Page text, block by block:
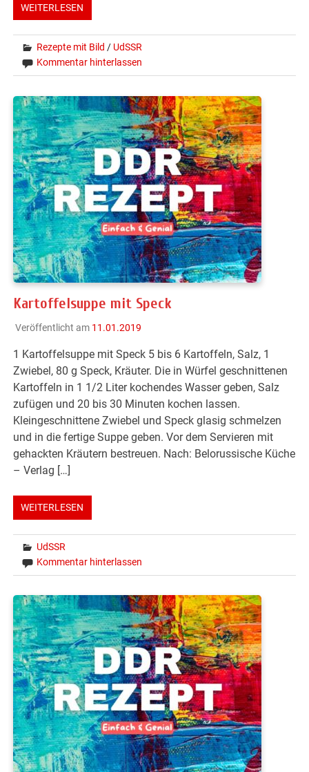
WEITERLESEN
Rezepte mit Bild / UdSSR
Kommentar hinterlassen
Kartoffelsuppe mit Speck
Veröffentlicht am 11.01.2019
1 Kartoffelsuppe mit Speck 5 bis 6 Kartoffeln, Salz, 1
Zwiebel, 80 g Speck, Kräuter. Die in Würfel geschnittenen
Kartoffeln in 1 1/2 Liter kochendes Wasser geben, Salz
zufügen und 20 bis 30 Minuten kochen lassen.
Kleingeschnittene Zwiebel und Speck glasig schmelzen
und in die fertige Suppe geben. Vor dem Servieren mit
gehackten Kräutern bestreuen. Nach: Belorussische Küche
– Verlag […]
WEITERLESEN
UdSSR
Kommentar hinterlassen